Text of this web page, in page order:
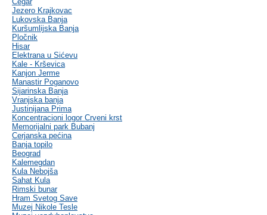
Jezero Krajkovac
Lukovska Banja
Kuršumlijska Banja
Pločnik
Hisar
Elektrana u Sićevu
Kale - Krševica
Kanjon Jerme
Manastir Poganovo
Sijarinska Banja
Vranjska banja
Justinijana Prima
Koncentracioni logor Crveni krst
Memorijalni park Bubanj
Cerjanska pećina
Banja topilo
Beograd
Kalemegdan
Kula Nebojša
Sahat Kula
Rimski bunar
Hram Svetog Save
Muzej Nikole Tesle